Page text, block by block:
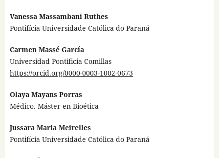
Vanessa Massambani Ruthes
Pontifícia Universidade Católica do Paraná
Carmen Massé García
Universidad Pontificia Comillas
https://orcid.org/0000-0003-1002-0673
Olaya Mayans Porras
Médico. Máster en Bioética
Jussara Maria Meirelles
Pontifícia Universidade Católica do Paraná